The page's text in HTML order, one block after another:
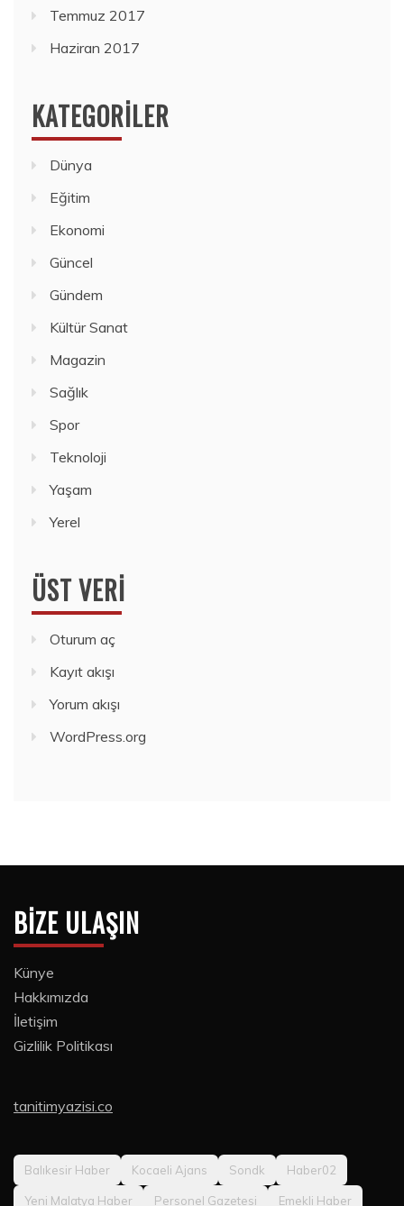
Temmuz 2017
Haziran 2017
KATEGORILER
Dünya
Eğitim
Ekonomi
Güncel
Gündem
Kültür Sanat
Magazin
Sağlık
Spor
Teknoloji
Yaşam
Yerel
ÜST VERI
Oturum aç
Kayıt akışı
Yorum akışı
WordPress.org
BIZE ULAŞIN
Künye
Hakkımızda
İletişim
Gizlilik Politikası
tanitimyazisi.co
Balıkesir Haber Kocaeli Ajans Sondk Haber02
Yeni Malatya Haber Personel Gazetesi Emekli Haber